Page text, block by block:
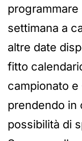
programmare
settimana a
altre date
fitto
campionato e
prendendo in
possibilità di